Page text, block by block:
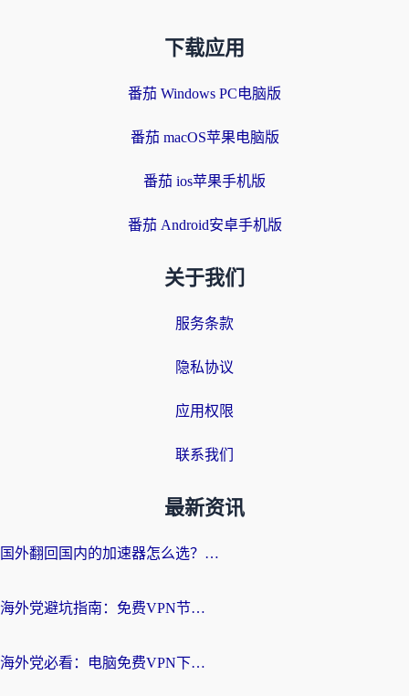
下载应用
番茄 Windows PC电脑版
番茄 macOS苹果电脑版
番茄 ios苹果手机版
番茄 Android安卓手机版
关于我们
服务条款
隐私协议
应用权限
联系我们
最新资讯
国外翻回国内的加速器怎么选？海外党亲测实用指南，告别地域限制
海外党避坑指南：免费VPN节点真的靠谱吗？教你选对回国加速器无缝访问国内资源
海外党必看：电脑免费VPN下载指南+回国加速器选择全攻略，告别地区限制